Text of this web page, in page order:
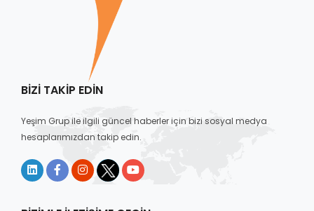
BIZI TAKIP EDIN
Yeşim Grup ile ilgili güncel haberler için bizi sosyal medya
hesaplarımızdan takip edin.